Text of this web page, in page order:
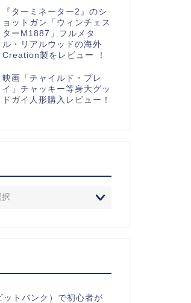
『ターミネーター2』のシ
ョットガン「ウィンチェス
ターM1887」フルメタ
ル・リアルウッドの海外
Creation製をレビュー ！
映画「チャイルド・プレ
イ」チャッキー等身大グッ
ドガイ人形購入レビュー！
トバンク）で初心者が